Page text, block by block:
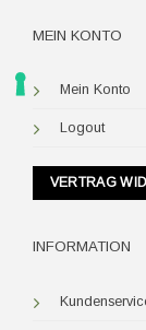
MEIN KONTO
Mein Konto
Logout
VERTRAG
INFORMATION